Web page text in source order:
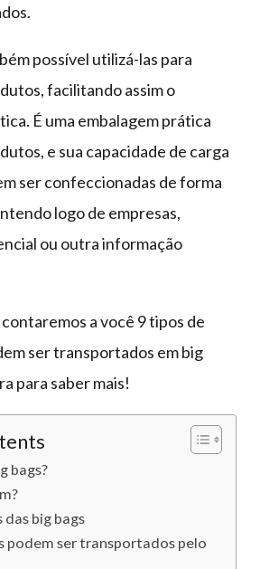
possível utilizá-las para
facilitando assim o
É uma embalagem prática
e sua capacidade de carga
ser confeccionadas de forma
logo de empresas,
ou outra informação
a você 9 tipos de
ser transportados em big
para saber mais!
bags?
big bags
podem ser transportados pelo